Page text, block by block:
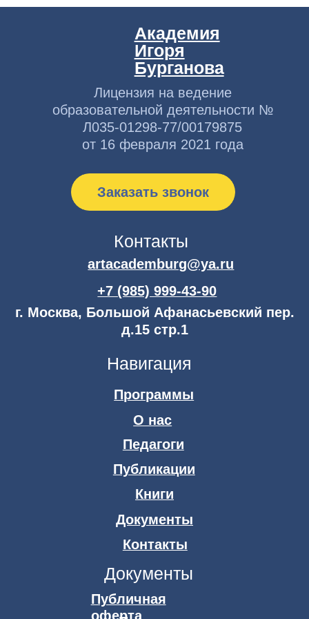
Сведения об образовательной
организации
Мы в соцсетях
Публичная оферта
Политика конфиденциальности